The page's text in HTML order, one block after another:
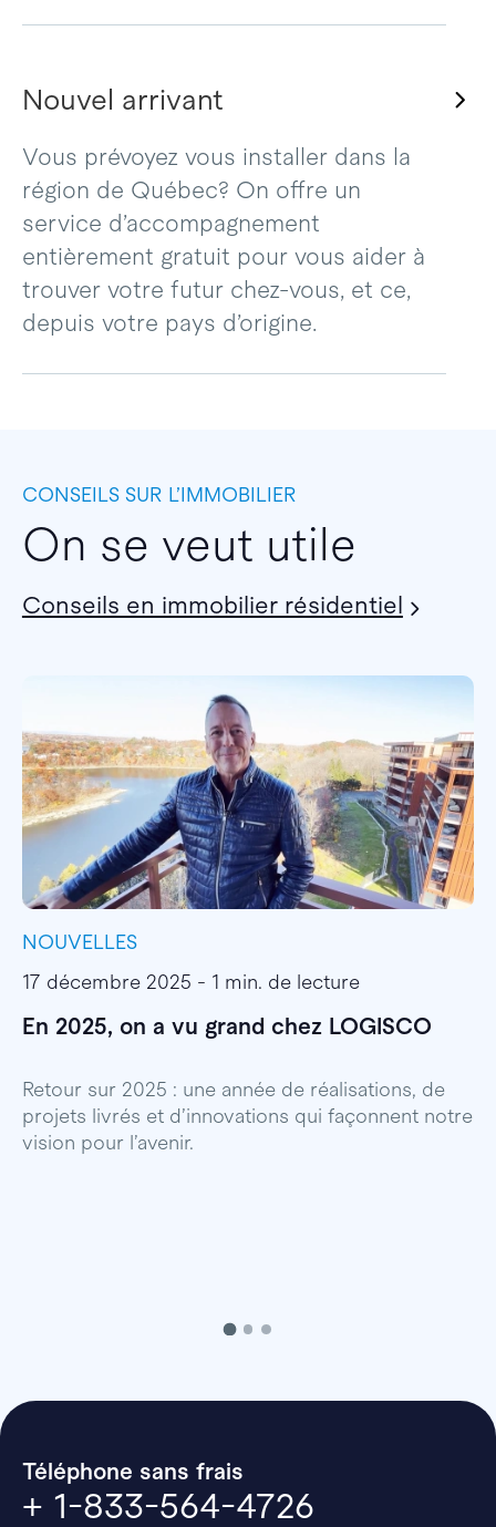
Nouvel arrivant
Vous prévoyez vous installer dans la
région de Québec? On offre un
service d’accompagnement
entièrement gratuit pour vous aider à
trouver votre futur chez-vous, et ce,
depuis votre pays d’origine.
CONSEILS SUR L’IMMOBILIER
On se veut utile
Conseils en immobilier résidentiel
NOUVELLES
17 décembre 2025 - 1 min. de lecture
En 2025, on a vu grand chez LOGISCO
Retour sur 2025 : une année de réalisations, de
projets livrés et d’innovations qui façonnent notre
vision pour l’avenir.
Téléphone sans frais
+ 1-833-564-4726